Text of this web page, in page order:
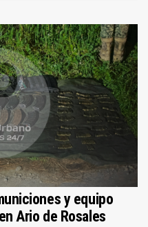
y equipo
Ario de Rosales